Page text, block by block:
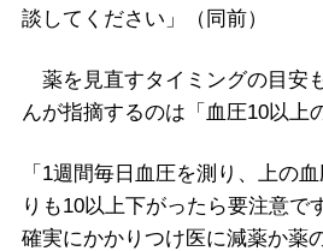
談してください」（同前）
薬を見直すタイミングの目安
んが指摘するのは「血圧10以上
「1週間毎日血圧を測り、上の
りも10以上下がったら要注意で
確実にかかりつけ医に減薬か薬